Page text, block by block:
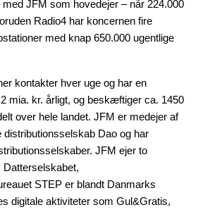
med JFM som hovedejer – når 224.000
Radio4 har koncernen fire
med knap 650.000 ugentlige
kontakter hver uge og har en
mia. kr. årligt, og beskæftiger ca. 1450
over hele landet. JFM er medejer af
Dao og har
JFM ejer to
Datterselskabet,
STEP er blandt Danmarks
digitale aktiviteter som Gul&Gratis,